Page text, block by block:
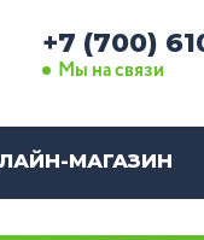
+7 (700)
Мы на связи
МАГАЗИН